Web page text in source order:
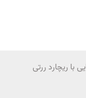
با ریچارد ررتی